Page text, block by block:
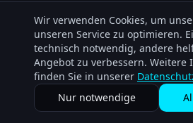
Wir verwenden Cookies, um
unseren Service zu optimieren.
technisch notwendig, andere
Angebot zu verbessern. Weitere
finden Sie in unserer
Nur notwendige
FAQ
Rechtliches
Impressum
Datenschutz